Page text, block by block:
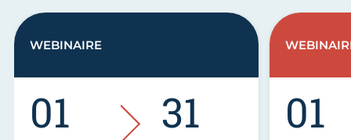
01 31
WEBINAIRE
01